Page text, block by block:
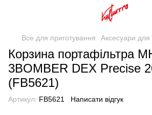
Все для приготування Аксесуари для
Корзина портафільтра
3BOMBER DEX Precise
(FB5621)
Артикул: FB5621 Написати відгук